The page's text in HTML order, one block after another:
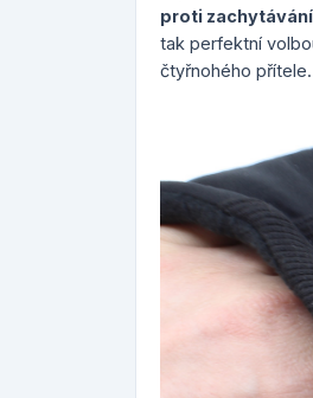
proti
tak perfektní
čtyřnohého přítele.